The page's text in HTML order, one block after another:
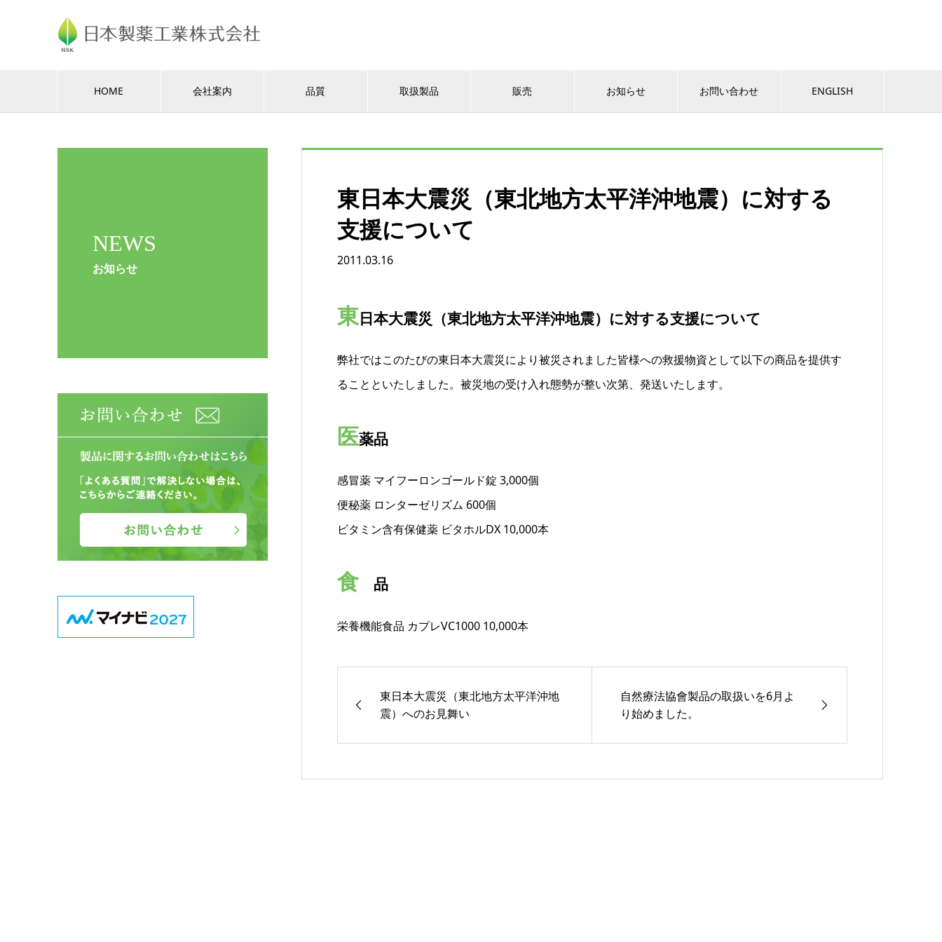
HOME 会社案内 品質 取扱製品 販売 お知らせ お問い合わせ ENGLISH
NEWS
お知らせ
東日本大震災（東北地方太平洋沖地震）に対する
支援について
2011.03.16
東日本大震災（東北地方太平洋沖地震）に対する支援について
弊社ではこのたびの東日本大震災により被災されました皆様への救援物資として以下の商品を提供す
ることといたしました。被災地の受け入れ態勢が整い次第、発送いたします。
医薬品
感冒薬 マイフーロンゴールド錠 3,000個
便秘薬 ロンターゼリズム 600個
ビタミン含有保健薬 ビタホルDX 10,000本
食品
栄養機能食品 カプレVC1000 10,000本
東日本大震災（東北地方太平洋沖地
震）へのお見舞い
自然療法協會製品の取扱いを6月よ
り始めました。